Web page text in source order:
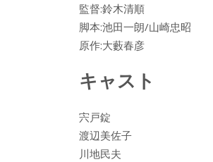
監督:鈴木清順
脚本:池田一朗/山崎忠昭
原作:大藪春彦
キャスト
宍戸錠
渡辺美佐子
川地民夫